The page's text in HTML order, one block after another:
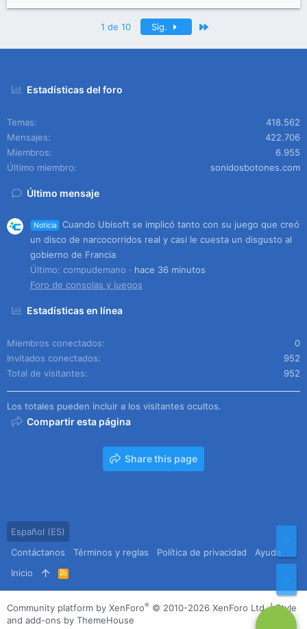
1 de 10 Sig.
Estadísticas del foro
Temas
418.562
Mensajes
422.706
Miembros
6.955
Último miembro
sonidosbotones.com
Último mensaje
Noticia
Cuando Ubisoft se implicó tanto con su juego que creó
un disco de narcocorridos real y casi le cuesta un disgusto al
gobierno de Francia
Último: compudemano
hace 36 minutos
Foro de consolas y juegos
Estadísticas en línea
Miembros conectados
0
Invitados conectados
952
Total de visitantes
952
Los totales pueden incluir a los visitantes ocultos.
Compartir esta página
Share this page
Español (ES)
Contáctanos
Términos y reglas Política de privacidad
Ayuda
Inicio
R
S
S
Community platform by XenForo® © 2010-2026 XenForo Ltd. |Style
and add-ons by ThemeHouse